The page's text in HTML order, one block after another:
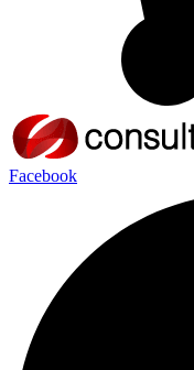
Facebook